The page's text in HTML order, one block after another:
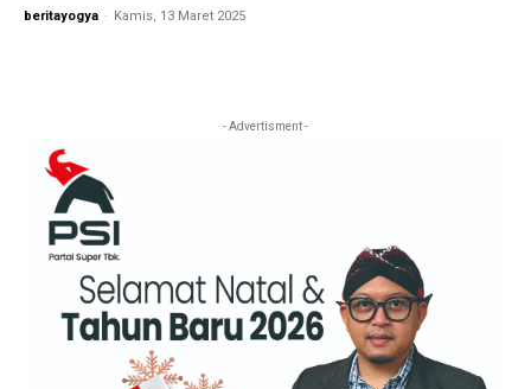
beritayogya - Kamis, 13 Maret 2025
- Advertisment -